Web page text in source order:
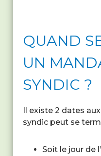
QUAND
UN
SYNDIC ?
Il existe 2 dates
syndic peut se
Soit le jour de